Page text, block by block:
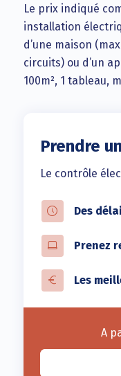
Le prix indiqué
installation
d’une maison
circuits) ou d’un
100m², 1 tableau,
Prendre
Le contrôle
Des
Prenez
Les
A